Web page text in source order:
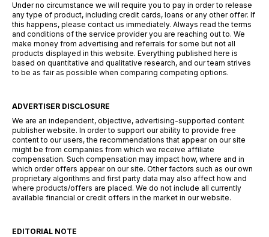
Under no circumstance we will require you to pay in order to release
any type of product, including credit cards, loans or any other offer. If
this happens, please contact us immediately. Always read the terms
and conditions of the service provider you are reaching out to. We
make money from advertising and referrals for some but not all
products displayed in this website. Everything published here is
based on quantitative and qualitative research, and our team strives
to be as fair as possible when comparing competing options.
ADVERTISER DISCLOSURE
We are an independent, objective, advertising-supported content
publisher website. In order to support our ability to provide free
content to our users, the recommendations that appear on our site
might be from companies from which we receive affiliate
compensation. Such compensation may impact how, where and in
which order offers appear on our site. Other factors such as our own
proprietary algorithms and first party data may also affect how and
where products/offers are placed. We do not include all currently
available financial or credit offers in the market in our website.
EDITORIAL NOTE